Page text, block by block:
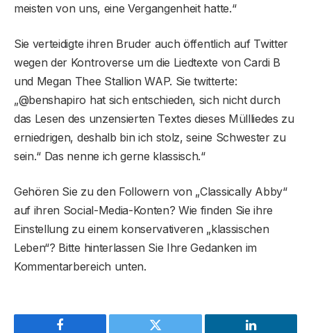
meisten von uns, eine Vergangenheit hatte.“
Sie verteidigte ihren Bruder auch öffentlich auf Twitter
wegen der Kontroverse um die Liedtexte von Cardi B
und Megan Thee Stallion WAP. Sie twitterte:
„@benshapiro hat sich entschieden, sich nicht durch
das Lesen des unzensierten Textes dieses Müllliedes zu
erniedrigen, deshalb bin ich stolz, seine Schwester zu
sein.“ Das nenne ich gerne klassisch.“
Gehören Sie zu den Followern von „Classically Abby“
auf ihren Social-Media-Konten? Wie finden Sie ihre
Einstellung zu einem konservativeren „klassischen
Leben“? Bitte hinterlassen Sie Ihre Gedanken im
Kommentarbereich unten.